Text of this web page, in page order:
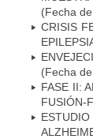
(Fecha
CRISIS
(Fecha
FASE II:
FUSIÓN-